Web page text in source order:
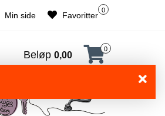
Min side
0
Favoritter
Beløp 0,00
0